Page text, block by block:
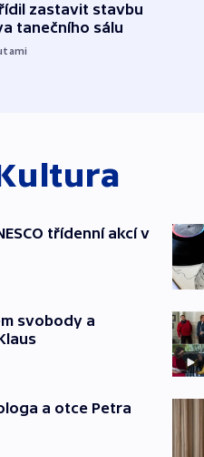
zastavit stavbu
tanečního sálu
třídenní akcí v
svobody a
a otce Petra